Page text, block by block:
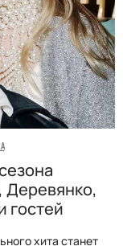
Деревянко,
гостей
хита станет